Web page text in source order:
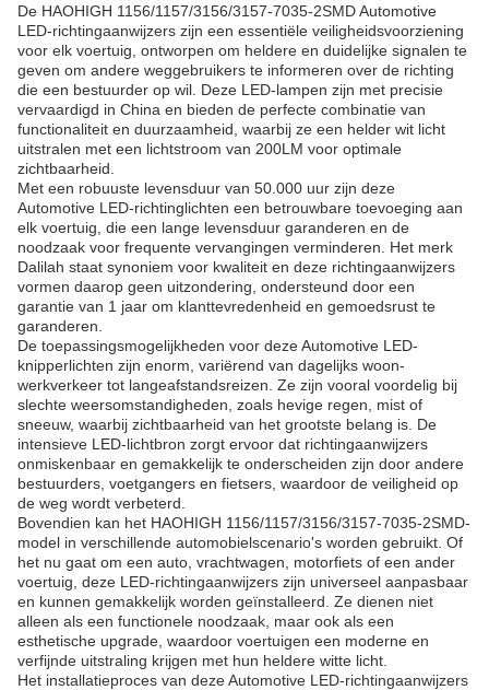
De HAOHIGH 1156/1157/3156/3157-7035-2SMD Automotive
LED-richtingaanwijzers zijn een essentiële veiligheidsvoorziening
voor elk voertuig, ontworpen om heldere en duidelijke signalen te
geven om andere weggebruikers te informeren over de richting
die een bestuurder op wil. Deze LED-lampen zijn met precisie
vervaardigd in China en bieden de perfecte combinatie van
functionaliteit en duurzaamheid, waarbij ze een helder wit licht
uitstralen met een lichtstroom van 200LM voor optimale
zichtbaarheid.
Met een robuuste levensduur van 50.000 uur zijn deze
Automotive LED-richtinglichten een betrouwbare toevoeging aan
elk voertuig, die een lange levensduur garanderen en de
noodzaak voor frequente vervangingen verminderen. Het merk
Dalilah staat synoniem voor kwaliteit en deze richtingaanwijzers
vormen daarop geen uitzondering, ondersteund door een
garantie van 1 jaar om klanttevredenheid en gemoedsrust te
garanderen.
De toepassingsmogelijkheden voor deze Automotive LED-
knipperlichten zijn enorm, variërend van dagelijks woon-
werkverkeer tot langeafstandsreizen. Ze zijn vooral voordelig bij
slechte weersomstandigheden, zoals hevige regen, mist of
sneeuw, waarbij zichtbaarheid van het grootste belang is. De
intensieve LED-lichtbron zorgt ervoor dat richtingaanwijzers
onmiskenbaar en gemakkelijk te onderscheiden zijn door andere
bestuurders, voetgangers en fietsers, waardoor de veiligheid op
de weg wordt verbeterd.
Bovendien kan het HAOHIGH 1156/1157/3156/3157-7035-2SMD-
model in verschillende automobielscenario's worden gebruikt. Of
het nu gaat om een auto, vrachtwagen, motorfiets of een ander
voertuig, deze LED-richtingaanwijzers zijn universeel aanpasbaar
en kunnen gemakkelijk worden geïnstalleerd. Ze dienen niet
alleen als een functionele noodzaak, maar ook als een
esthetische upgrade, waardoor voertuigen een moderne en
verfijnde uitstraling krijgen met hun heldere witte licht.
Het installatieproces van deze Automotive LED-richtingaanwijzers